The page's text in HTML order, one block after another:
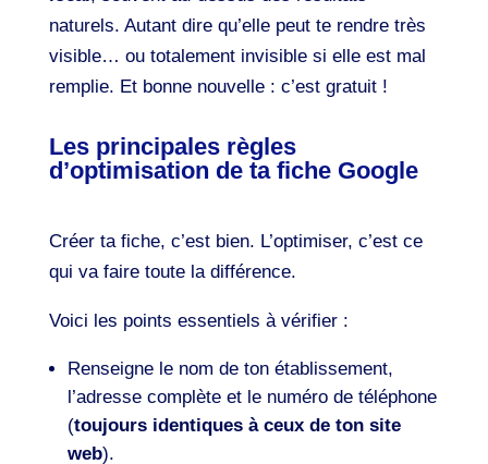
naturels. Autant dire qu’elle peut te rendre très
visible… ou totalement invisible si elle est mal
remplie. Et bonne nouvelle : c’est gratuit !
Les principales règles
d’optimisation de ta fiche Google
Créer ta fiche, c’est bien. L’optimiser, c’est ce
qui va faire toute la différence.
Voici les points essentiels à vérifier :
Renseigne le nom de ton établissement,
l’adresse complète et le numéro de téléphone
(toujours identiques à ceux de ton site
web).